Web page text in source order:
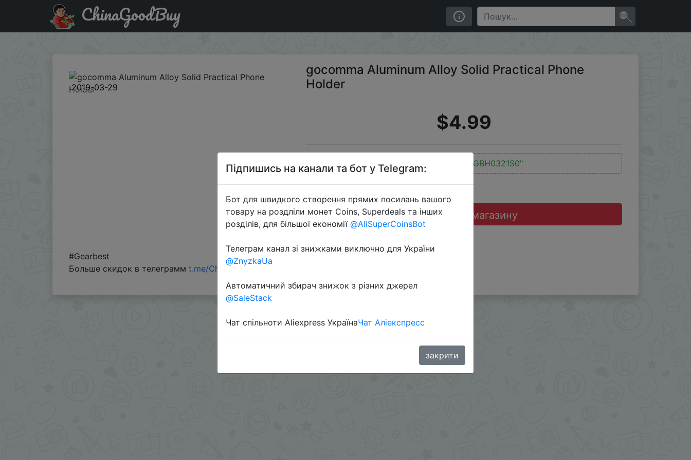
Промокод на знижку GBH0321S0 gocomma Aluminum Alloy Solid Practical Phone Holder
ChinaGoodBuy
2019-03-29
gocomma Aluminum Alloy Solid Practical Phone
Holder
$4.99
"GBH0321S0"
Перейти до магазину
#Gearbest
Больше скидок в телеграмм t.me/ChinaGoodBuy
Підпишись на канали та бот у Telegram:
Бот для швидкого створення прямих посилань вашого
товару на роздліли монет Coins, Superdeals та інших
розділів, для більшої економії @AliSuperCoinsBot
Телеграм канал зі знижками виключно для України
@ZnyzkaUa
Автоматичний збирач знижок з різних джерел
@SaleStack
Чат спільноти Aliexpress УкраїнаЧат Аліекспресс
закрити